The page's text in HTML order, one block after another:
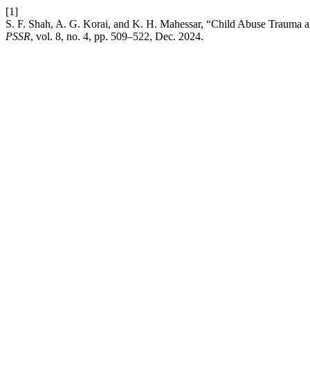
[1]
S. F. Shah, A. G. Korai, and K. H. Mahessar, “Child Abuse Trauma
PSSR, vol. 8, no. 4, pp. 509–522, Dec. 2024.